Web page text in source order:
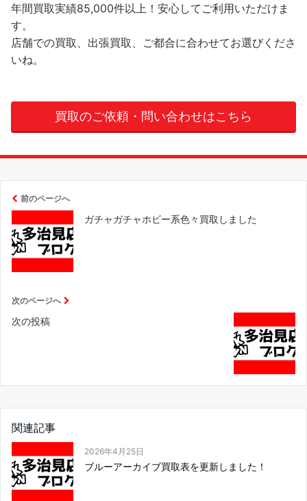
年間買取実績85,000件以上！安心してご利用いただけま
す。
店舗での買取、出張買取、ご都合に合わせてお選びくださ
いね。
買取のご依頼・問い合わせはこちら
前のページへ
ガチャガチャホビー系色々買取しました
次のページへ
次の投稿
関連記事
2026年4月25日
ブルーアーカイブ買取表を更新しました！